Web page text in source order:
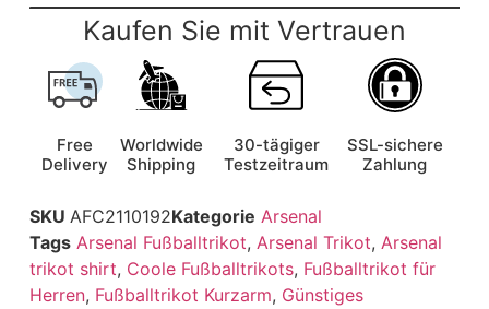
Kaufen Sie mit Vertrauen
Free
Delivery
Worldwide
Shipping
30-tägiger
Testzeitraum
SSL-sichere
Zahlung
SKU AFC2110192Kategorie Arsenal
Tags Arsenal Fußballtrikot, Arsenal Trikot, Arsenal
trikot shirt, Coole Fußballtrikots, Fußballtrikot für
Herren, Fußballtrikot Kurzarm, Günstiges